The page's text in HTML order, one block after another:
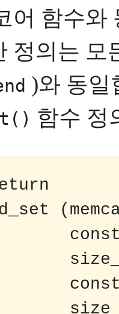
어 함수와
정의는 모
)와 동일
함수 정